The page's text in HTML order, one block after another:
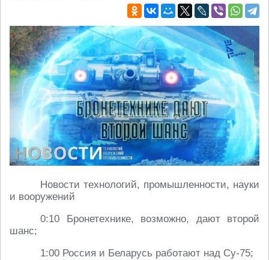
Новости технологий, промышленности, науки
и вооружений
0:10 Бронетехнике, возможно, дают второй
шанс;
1:00 Россия и Беларусь работают над Су-75;